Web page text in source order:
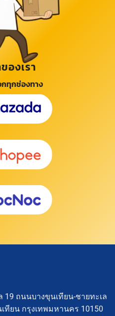
องเรา
กทุกช่องทาง
19 ถนนบางขุนเทียน-ชายทะเล
ทียน กรุงเทพมหานคร 10150